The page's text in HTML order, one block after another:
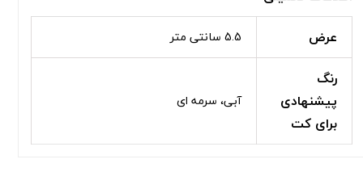
عرض
5.5 سانتی متر
رنگ
پیشنهادی
برای کت
آبی، سرمه ای